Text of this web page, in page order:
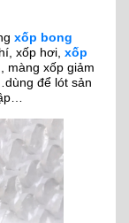
xốp bong
xốp hơi, xốp
, màng xốp giảm
để lót sản